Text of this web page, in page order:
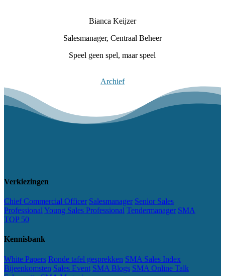
Bianca Keijzer
Salesmanager, Centraal Beheer
Speel geen spel, maar speel
Archief
Verkiezingen
Chief Commercial Officer Salesmanager Senior Sales
Professional Young Sales Professional Tendermanager SMA
TOP 50
Kennisbank
White Papers Ronde tafel gesprekken SMA Sales Index
Bijeenkomsten Sales Event SMA Blogs SMA Online Talk